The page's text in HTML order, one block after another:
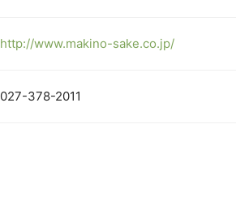
http://www.makino-sake.co.jp/
027-378-2011